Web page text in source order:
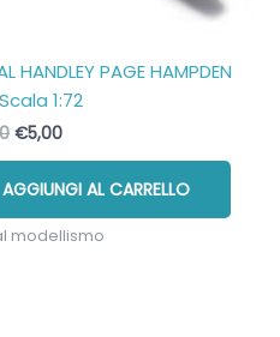
HANDLEY PAGE HAMPDEN
1:72
Il
era:
€7,00.
€5,00Il
è:
€5,00.
AGGIUNGI AL CARRELLO
modellismo